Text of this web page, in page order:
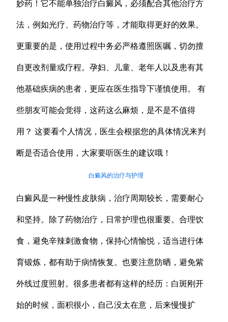
妙药！它不能单独治疗白癜风，必须配合其他治疗方
法，例如光疗、药物治疗等，才能取得更好的效果。
更重要的是，使用过程中务必严格遵照医嘱，切勿擅
自更改剂量或疗程。孕妇、儿童、老年人以及患有其
他基础疾病的患者，更应在医生指导下谨慎使用。 有
些朋友可能会觉得，这药这么麻烦，是不是不值得
用？ 这要看个人情况，医生会根据您的具体情况来判
断是否适合使用，大家要听医生的建议哦！
白癜风的治疗与护理
白癜风是一种慢性皮肤病，治疗周期较长，需要耐心
和坚持。除了药物治疗，日常护理也很重要。合理饮
食，避免辛辣刺激食物，保持心情愉悦，适当进行体
育锻炼，都有助于病情恢复。也要注意防晒，避免紫
外线过度照射。很多患者都有这样的经历：白斑刚开
始的时候，面积很小，自己没太在意，后来慢慢扩